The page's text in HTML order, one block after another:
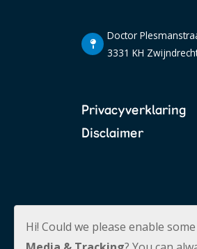
Doctor
3331 KH
Privacyverklaring
Disclaimer
Hi! Could we please enable